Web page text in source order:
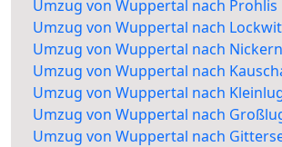
Umzug von Wuppertal nach Prohlis
Umzug von Wuppertal nach
Umzug von Wuppertal nach Nickern
Umzug von Wuppertal nach
Umzug von Wuppertal nach
Umzug von Wuppertal nach
Umzug von Wuppertal nach